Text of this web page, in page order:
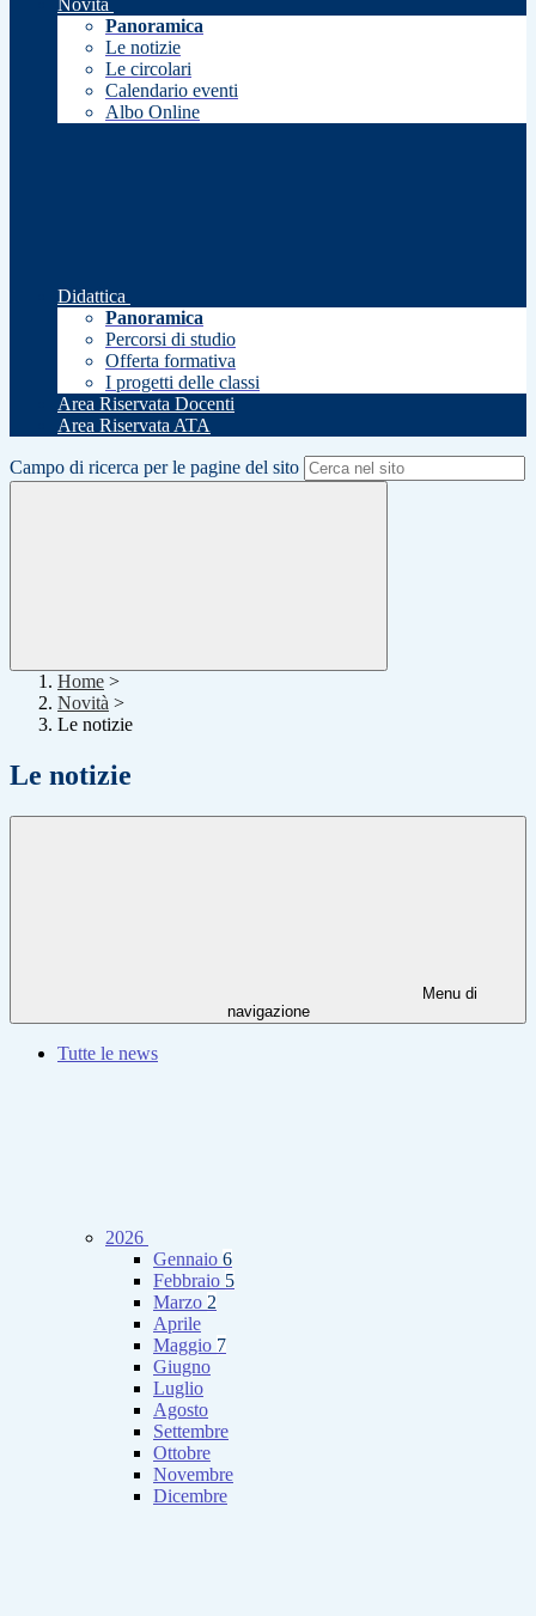
Novità
Panoramica
Le notizie
Le circolari
Calendario eventi
Albo Online
Didattica
Panoramica
Percorsi di studio
Offerta formativa
I progetti delle classi
Area Riservata Docenti
Area Riservata ATA
Campo di ricerca per le pagine del sito
Home >
Novità >
Le notizie
Le notizie
Menu di
navigazione
Tutte le news
2026
Gennaio 6
Febbraio 5
Marzo 2
Aprile
Maggio 7
Giugno
Luglio
Agosto
Settembre
Ottobre
Novembre
Dicembre